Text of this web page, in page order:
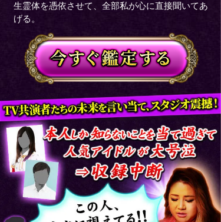
生霊体を憑依させて、全部私が心に直接聞いてあ
げる。